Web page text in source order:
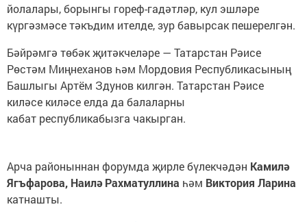
йолалары, борынгы гореф-гадәтләр, кул эшләре
күргәзмәсе тәкъдим ителде, зур бавырсак пешерелгән.
Бәйрәмгә төбәк җитәкчеләре — Татарстан Рәисе
Рөстәм Миңнеханов һәм Мордовия Республикасының
Башлыгы Артём Здунов килгән. Татарстан Рәисе
киләсе киләсе елда да балаларны
кабат республикабызга чакырган.
Арча районыннан форумда җирле бүлекчәдән Камилә
Ягъфарова, Наилә Рахматуллина һәм Виктория Ларина
катнашты.